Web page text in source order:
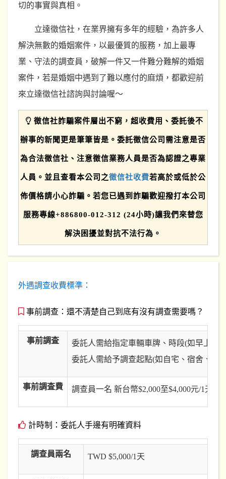
切的事實與真相。
立達徵信社，在業界擁有多年的經驗，為許多人
解決無數的婚姻案件，以最優質的服務，加上最專
業、守法的調查員，破解一件又一件難分難解的婚姻
案件，若是婚姻中遇到了難以應付的麻煩，都歡迎前
來立達徵信社諮詢與討論喔～
徵信社詐騙案件層出不窮，超收費用、委託後不
辦事的新聞更是筆筆皆是。委託徵信公司需注意是否
為合法徵信社、注意徵信業務人員是否為認證之專業
人員。並且查看本公司之徵信社收費若高於或低於公
佈價格請小心詐騙。若您已遇到詐騙歡迎撥打本公司
服務專線+886800-012-312 (24小時)讓我們來替您
解決困擾並對抗不法行為。
外遇調查收費標準：
事前調查：還不清楚自己到底有沒有調查需要嗎？
事前調査
委託人需給指定車輛車牌、時段(如早上7
委託人需給予調查起點(如自宅、宿舍、公
事前調査費 調查員一名 新台幣$2,000至$4,000元/1天
計時制：委託人手邊有明確資料
調查員兩名 TWD $5,000/1天